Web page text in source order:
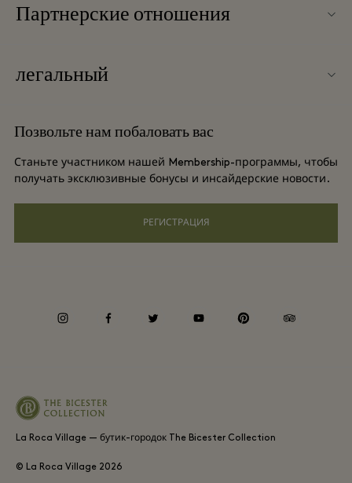
О La Roca Village
Загрузить приложение
Подарочная карта
Часто задаваемые вопросы
Партнерские отношения
Стать партнером
Отели и достопримечательности
легальный
Условия и положения для привилегированного участника
Privacy notices
Специальные возможности
Позвольте нам побаловать вас
Станьте участником нашей Membership-программы, чтобы
получать эксклюзивные бонусы и инсайдерские новости.
РЕГИСТРАЦИЯ
La Roca Village — бутик-городок The Bicester Collection
© La Roca Village 2026
instagramfacebooktwitter youtube pinterest tripadvisor